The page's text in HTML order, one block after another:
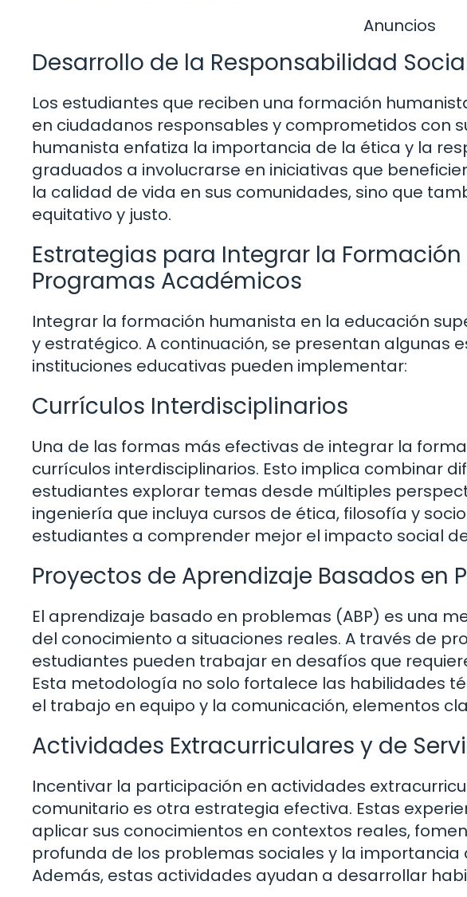
Anuncios
Desarrollo de la Responsabilidad
Los estudiantes que reciben una formación
en ciudadanos responsables y comprometidos con
humanista enfatiza la importancia de la ética y la
graduados a involucrarse en iniciativas que
la calidad de vida en sus comunidades, sino que
equitativo y justo.
Estrategias para Integrar la
Programas Académicos
Integrar la formación humanista en la educación
y estratégico. A continuación, se presentan algunas
instituciones educativas pueden implementar:
Currículos Interdisciplinarios
Una de las formas más efectivas de integrar la
currículos interdisciplinarios. Esto implica combinar
estudiantes explorar temas desde múltiples
ingeniería que incluya cursos de ética, filosofía y
estudiantes a comprender mejor el impacto social
Proyectos de Aprendizaje Basados en
El aprendizaje basado en problemas (ABP) es una
del conocimiento a situaciones reales. A través de
estudiantes pueden trabajar en desafíos que
Esta metodología no solo fortalece las habilidades
el trabajo en equipo y la comunicación, elementos
Actividades Extracurriculares y de
Incentivar la participación en actividades
comunitario es otra estrategia efectiva. Estas
aplicar sus conocimientos en contextos reales,
profunda de los problemas sociales y la
Además, estas actividades ayudan a desarrollar